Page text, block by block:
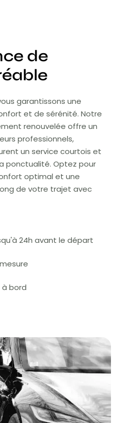
de
garantissons une
et de sérénité. Notre
renouvelée offre un
professionnels,
un service courtois et
ponctualité. Optez pour
optimal et une
de votre trajet avec
24h avant le départ
à bord